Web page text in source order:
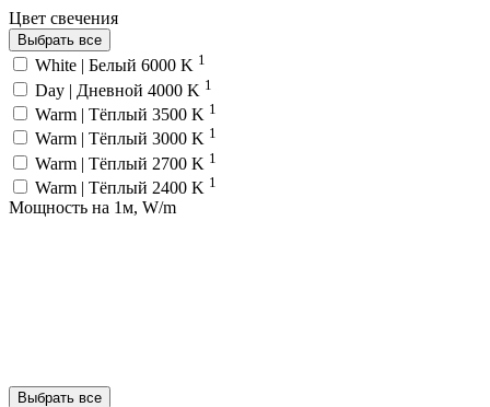
Цвет свечения
Выбрать все
White | Белый 6000 K 1
Day | Дневной 4000 K 1
Warm | Тёплый 3500 K 1
Warm | Тёплый 3000 K 1
Warm | Тёплый 2700 K 1
Warm | Тёплый 2400 K 1
Мощность на 1м, W/m
Выбрать все